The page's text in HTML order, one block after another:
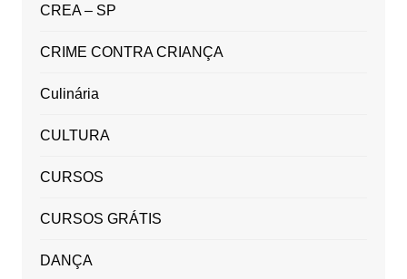
CREA – SP
CRIME CONTRA CRIANÇA
Culinária
CULTURA
CURSOS
CURSOS GRÁTIS
DANÇA